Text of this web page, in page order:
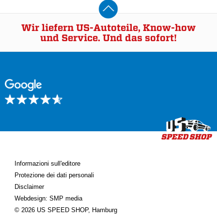
Wir liefern US-Autoteile, Know-how
und Service. Und das sofort!
Informazioni sull'editore
Protezione dei dati personali
Disclaimer
Webdesign: SMP media
© 2026 US SPEED SHOP, Hamburg